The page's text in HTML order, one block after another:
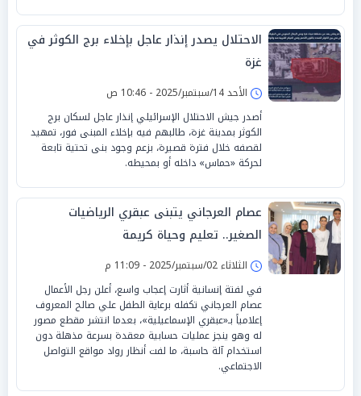
الاحتلال يصدر إنذار عاجل بإخلاء برج الكوثر في
غزة
الأحد 14/سبتمبر/2025 - 10:46 ص
أصدر جيش الاحتلال الإسرائيلي إنذار عاجل لسكان برج
الكوثر بمدينة غزة، طالبهم فيه بإخلاء المبنى فور، تمهيد
لقصفه خلال فترة قصيرة، بزعم وجود بنى تحتية تابعة
لحركة «حماس» داخله أو بمحيطه.
عصام العرجاني يتبنى عبقري الرياضيات
الصغير.. تعليم وحياة كريمة
الثلاثاء 02/سبتمبر/2025 - 11:09 م
في لفتة إنسانية أثارت إعجاب واسع، أعلن رجل الأعمال
عصام العرجاني تكفله برعاية الطفل علي صالح المعروف
إعلامياً بـ«عبقري الإسماعيلية»، بعدما انتشر مقطع مصور
له وهو ينجز عمليات حسابية معقدة بسرعة مذهلة دون
استخدام آلة حاسبة، ما لفت أنظار رواد مواقع التواصل
الاجتماعي.